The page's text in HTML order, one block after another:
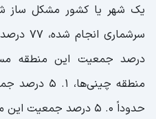
یک شهر یا کشور مشکل ساز
منطقه
حدوداً ۰. ۵ درصد جمعیت این منطقه مسیحی هستند.